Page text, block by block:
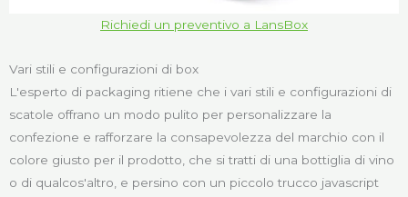
Richiedi un preventivo a LansBox
Vari stili e configurazioni di box
L'esperto di packaging ritiene che i vari stili e configurazioni di
scatole offrano un modo pulito per personalizzare la
confezione e rafforzare la consapevolezza del marchio con il
colore giusto per il prodotto, che si tratti di una bottiglia di vino
o di qualcos'altro, e persino con un piccolo trucco javascript